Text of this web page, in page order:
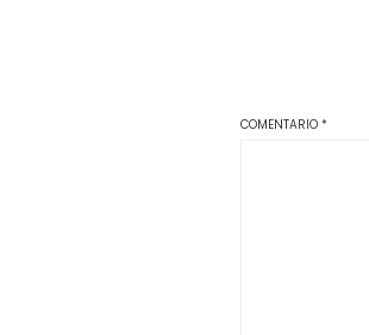
COMENTARIO *